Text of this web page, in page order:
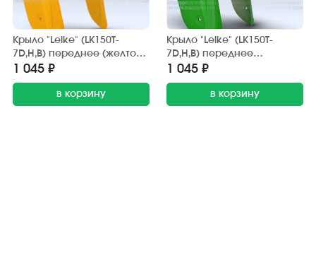
Крыло "Leike" (LK150T-
7D,H,B) переднее (желтое)
передняя часть
1 045 ₽
в корзину
Крыло "Leike" (LK150T-
7D,H,B) переднее
(зелёное) передняя часть
1 045 ₽
в корзину